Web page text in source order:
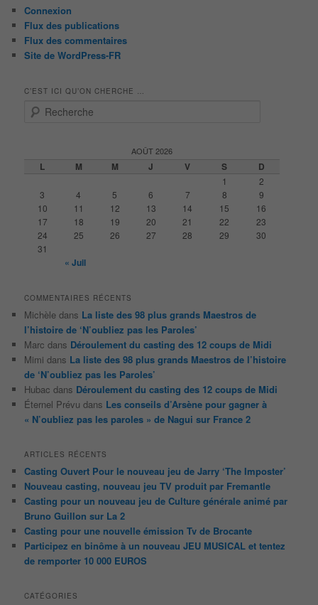
Connexion
Flux des publications
Flux des commentaires
Site de WordPress-FR
C’EST ICI QU’ON CHERCHE …
AOÛT 2026
L M M J V S D
1
2
3
4 5 6 7 8
9
10
11 12 13 14 15
16
17
18 19 20 21 22
23
24
25 26 27 28 29
30
31
« Juil
COMMENTAIRES RÉCENTS
Michèle dans La liste des 98 plus grands Maestros de
l’histoire de ‘N’oubliez pas les Paroles’
Marc dans Déroulement du casting des 12 coups de Midi
Mimi dans La liste des 98 plus grands Maestros de l’histoire
de ‘N’oubliez pas les Paroles’
Hubac dans Déroulement du casting des 12 coups de Midi
Éternel Prévu dans Les conseils d’Arsène pour gagner à
« N’oubliez pas les paroles » de Nagui sur France 2
ARTICLES RÉCENTS
Casting Ouvert Pour le nouveau jeu de Jarry ‘The Imposter’
Nouveau casting, nouveau jeu TV produit par Fremantle
Casting pour un nouveau jeu de Culture générale animé par
Bruno Guillon sur La 2
Casting pour une nouvelle émission Tv de Brocante
Participez en binôme à un nouveau JEU MUSICAL et tentez
de remporter 10 000 EUROS
CATÉGORIES